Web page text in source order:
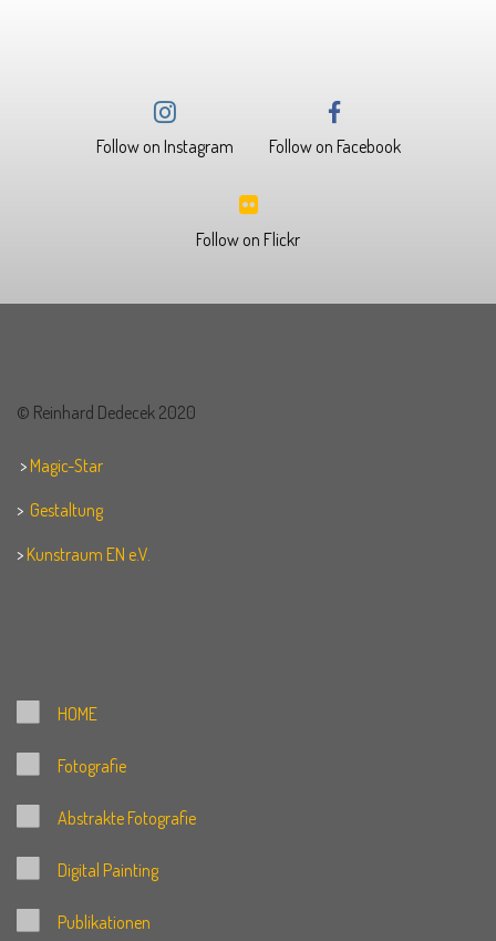
Follow on Instagram Follow on Facebook
Follow on Flickr
© Reinhard Dedecek 2020
> Magic-Star
> Gestaltung
> Kunstraum EN e.V.
HOME
Fotografie
Abstrakte Fotografie
Digital Painting
Publikationen